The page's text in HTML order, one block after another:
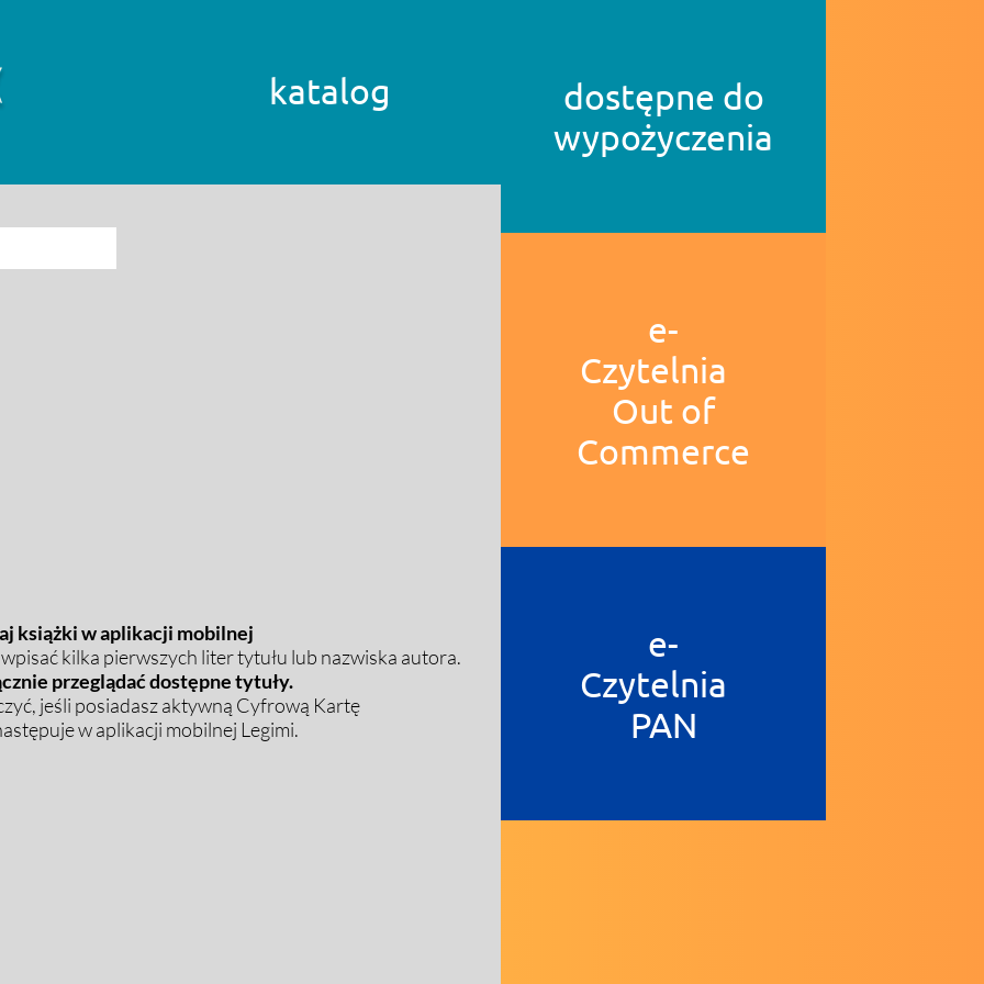
katalog
książki w aplikacji mobilnej
kilka pierwszych liter tytułu lub nazwiska autora.
przeglądać dostępne tytuły.
jeśli posiadasz aktywną Cyfrową Kartę
w aplikacji mobilnej Legimi.
dostępne do
wypożyczenia
e-
Czytelnia
Out of
Commerce
e-
Czytelnia
PAN